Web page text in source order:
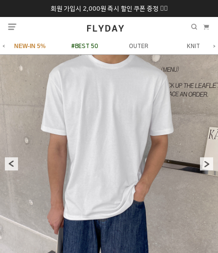
회원 가입시 2,000원 즉시 할인 쿠폰 증정 ❤️‍🔥
추석 특별 할인 10~20% 9/6 화 ~ 9/12월
NEW-IN 5% #BEST 50 OUTER KNIT